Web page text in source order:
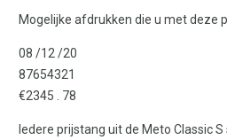
Mogelijke afdrukken die u met deze
08 /12 /20
87654321
€2345 . 78
Iedere prijstang uit de Meto Classic